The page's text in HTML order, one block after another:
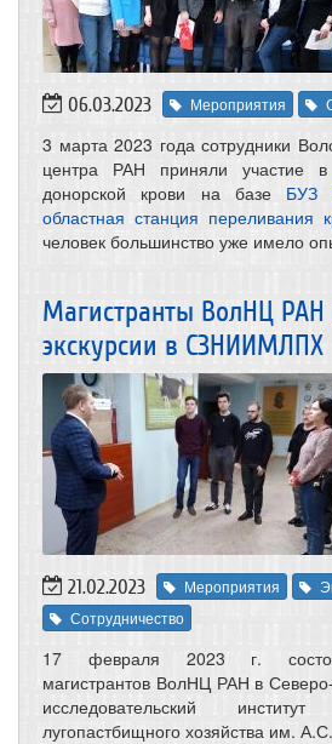
06.03.2023 Мероприятия
3 марта 2023 года сотрудники
центра РАН приняли участие
донорской крови на базе БУЗ
областная станция
человек большинство уже имело
Магистранты ВолНЦ
экскурсии в СЗНИИМЛПХ
21.02.2023 Мероприятия
Сотрудничество
17 февраля 2023 г.
магистрантов ВолНЦ РАН в
исследовательский
лугопастбищного хозяйства им.